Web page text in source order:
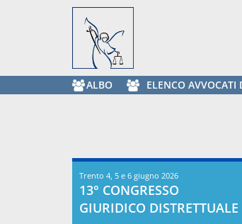
ALBO ELENCO AVVOCATI
Trento 4, 5 e 6 giugno 2026
13° CONGRESSO
GIURIDICO DISTRETTUALE